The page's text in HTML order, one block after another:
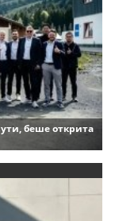
беше открита